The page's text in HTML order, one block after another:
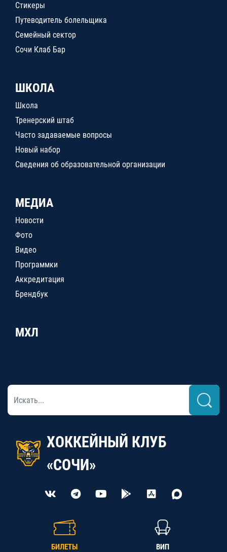
Стикеры
Путеводитель болельщика
Семейный сектор
Сочи Клаб Бар
ШКОЛА
Школа
Тренерский штаб
Часто задаваемые вопросы
Новый набор
Сведения об образовательной организации
МЕДИА
Новости
Фото
Видео
Программки
Аккредитация
Брендбук
МХЛ
ХОККЕЙНЫЙ КЛУБ
«СОЧИ»
БИЛЕТЫ ВИП